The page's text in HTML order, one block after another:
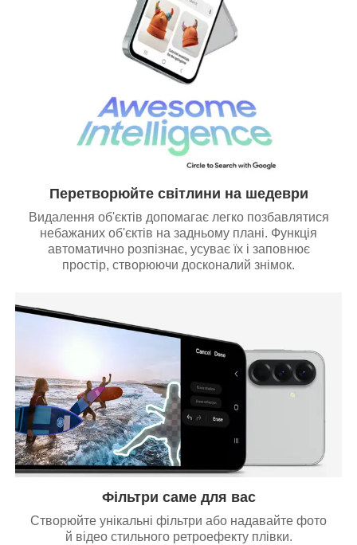
Перетворюйте світлини на шедеври
Видалення об'єктів допомагає легко позбавлятися
небажаних об'єктів на задньому плані. Функція
автоматично розпізнає, усуває їх і заповнює
простір, створюючи досконалий знімок.
Фільтри саме для вас
Створюйте унікальні фільтри або надавайте фото
й відео стильного ретроефекту плівки.